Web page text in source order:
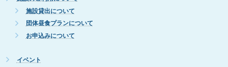
施設貸出について
団体昼食プランについて
お申込みについて
イベント